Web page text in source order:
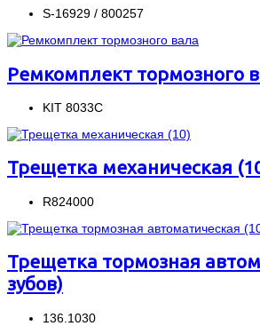
S-16929 / 800257
Ремкомплект тормозного
KIT 8033C
Трещетка механическая
R824000
Трещетка тормозная
зубов)
136.1030